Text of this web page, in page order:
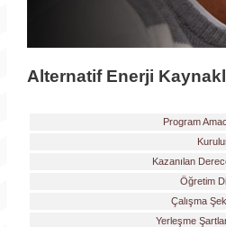
Alternatif Enerji
Program
Kazanılan
Öğretim
Çalışma
Yerleşme